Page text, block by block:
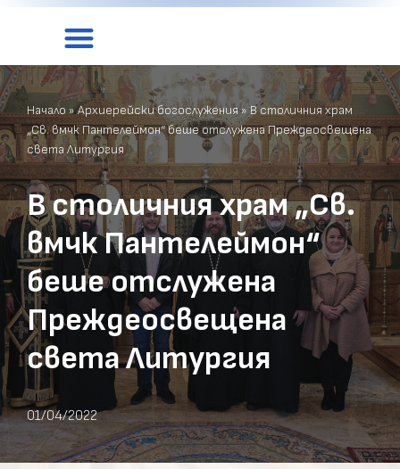
Начало »Архиерейски богослужения»В столичния храм
„Св. вмчк Пантелеймон“ беше отслужена Преждеосвещена
света Литургия
В столичния храм „Св.
вмчк Пантелеймон“
беше отслужена
Преждеосвещена
света Литургия
01/04/2022